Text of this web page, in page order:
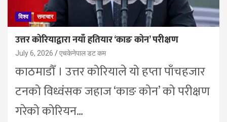
विश्व समाचार
उत्तर कोरियाद्वारा नयाँ हतियार ‘काङ कोन’ परीक्षण
July 6, 2026 एचकेनेपाल डट कम
काठमाडाैँ । उत्तर कोरियाले यो हप्ता पाँचहजार
टनको विध्वंसक जहाज ‘काङ कोन’ को परीक्षण
गरेको कोरियन…